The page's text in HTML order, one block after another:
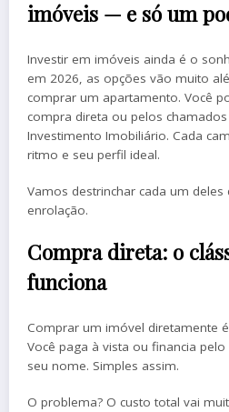
imóveis — e só um
Investir em imóveis ainda é o
em 2026, as opções vão muito
comprar um apartamento. Você
compra direta ou pelos
Investimento Imobiliário. Cada
ritmo e seu perfil ideal.
Vamos destrinchar cada um
enrolação.
Compra direta: o
funciona
Comprar um imóvel diretamente
Você paga à vista ou financia
seu nome. Simples assim.
O problema? O custo total vai